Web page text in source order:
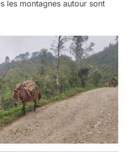
les montagnes autour sont